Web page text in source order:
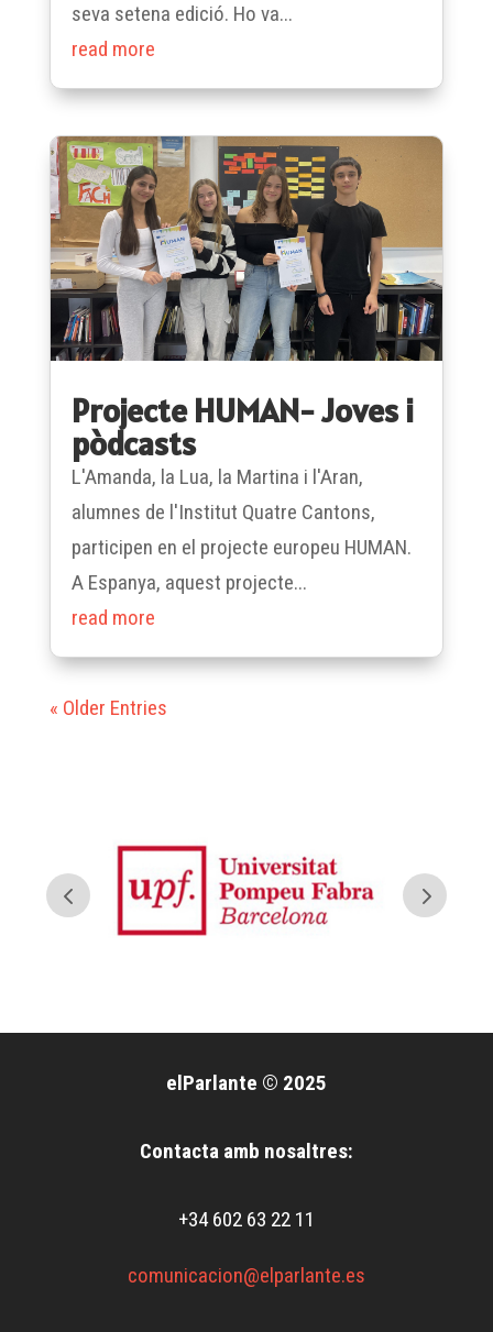
seva setena edició. Ho va...
read more
Projecte HUMAN- Joves i
pòdcasts
L'Amanda, la Lua, la Martina i l'Aran,
alumnes de l'Institut Quatre Cantons,
participen en el projecte europeu HUMAN.
A Espanya, aquest projecte...
read more
« Older Entries
elParlante © 2025
Contacta amb nosaltres:
+34 602 63 22 11
comunicacion@elparlante.es